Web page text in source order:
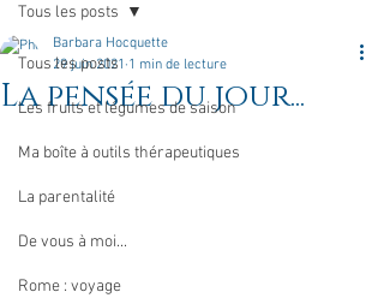
Tous les posts
Les fruits et légumes de saison
Ma boîte à outils thérapeutiques
La parentalité
De vous à moi...
Rome : voyage
Tous les posts
La pensée du jour...
Barbara Hocquette
29 juin 2021 1 min de lecture